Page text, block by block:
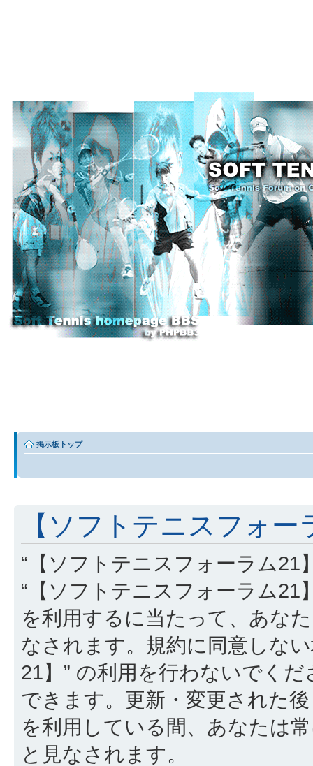
掲示板トップ
【ソフトテニスフォ
“【ソフトテニスフォーラム21
“【ソフトテニスフォーラム21
を利用するに当たって、あな
なされます。規約に同意しな
21】” の利用を行わないでく
できます。更新・変更された
を利用している間、あなたは
と見なされます。